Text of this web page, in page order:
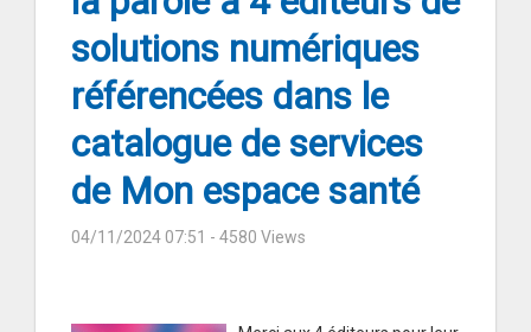
solutions numériques
référencées dans le
catalogue de services
de Mon espace santé
04/11/2024 07:51 - 4580 Views